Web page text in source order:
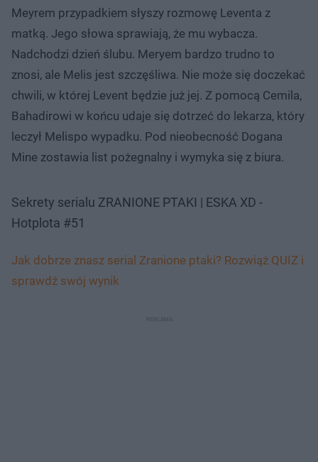
Meyrem przypadkiem słyszy rozmowę Leventa z
matką. Jego słowa sprawiają, że mu wybacza.
Nadchodzi dzień ślubu. Meryem bardzo trudno to
znosi, ale Melis jest szczęśliwa. Nie może się doczekać
chwili, w której Levent będzie już jej. Z pomocą Cemila,
Bahadirowi w końcu udaje się dotrzeć do lekarza, który
leczył Melispo wypadku. Pod nieobecność Dogana
Mine zostawia list pożegnalny i wymyka się z biura.
Sekrety serialu ZRANIONE PTAKI | ESKA XD -
Hotplota #51
Jak dobrze znasz serial Zranione ptaki? Rozwiąż QUIZ i
sprawdź swój wynik